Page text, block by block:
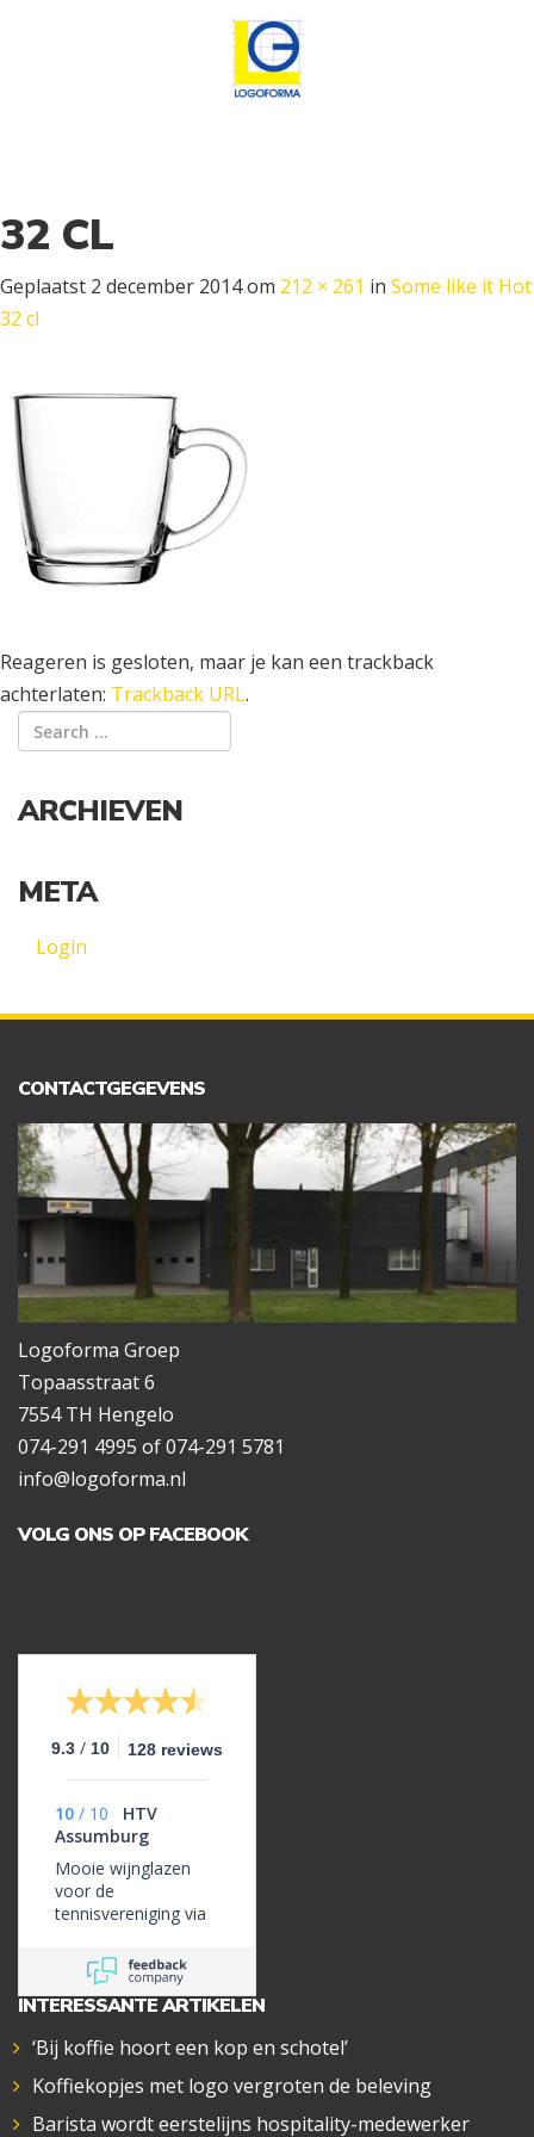
32 CL
Geplaatst 2 december 2014om 212 × 261 in Some like it Hot
32 cl
Reageren is gesloten, maar je kan een trackback
achterlaten: Trackback URL.
ARCHIEVEN
META
Login
CONTACTGEGEVENS
Logoforma Groep
Topaasstraat 6
7554 TH Hengelo
074-291 4995 of 074-291 5781
info@logoforma.nl
VOLG ONS OP FACEBOOK
9.3 / 10 128 reviews
10 / 10
HTV
Assumburg
Mooie wijnglazen
voor de
tennisvereniging via
contact met
Monique!
INTERESSANTE ARTIKELEN
‘Bij koffie hoort een kop en schotel’
Koffiekopjes met logo vergroten de beleving
Barista wordt eerstelijns hospitality-medewerker